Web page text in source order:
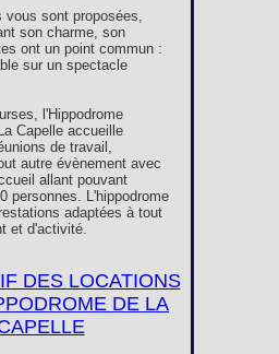
vous sont proposées,
son charme, son
ont un point commun :
sur un spectacle
l'Hippodrome
Capelle accueille
de travail,
autre évènement avec
allant pouvant
personnes. L'hippodrome
adaptées à tout
et d'activité.
DES LOCATIONS
DE LA